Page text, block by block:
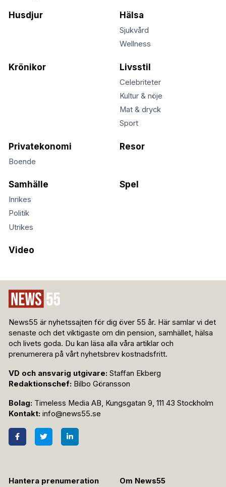
Husdjur Hälsa
Sjukvård
Wellness
Krönikor Livsstil
Celebriteter
Kultur & nöje
Mat & dryck
Sport
Privatekonomi
Boende
Resor
Samhälle
Inrikes
Politik
Utrikes
Spel
Video
News55 är nyhetssajten för dig över 55 år. Här samlar vi det
senaste och det viktigaste om din pension, samhället, hälsa
och livets goda. Du kan läsa alla våra artiklar och
prenumerera på vårt nyhetsbrev kostnadsfritt.
VD och ansvarig utgivare: Staffan Ekberg
Redaktionschef: Bilbo Göransson
Bolag: Timeless Media AB, Kungsgatan 9, 111 43 Stockholm
Kontakt: info@news55.se
Hantera prenumeration Om News55